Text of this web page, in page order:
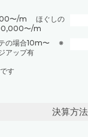
〜/m ほぐしの
〜/m
の場合10m〜 ※
アップ有
す
決算方法